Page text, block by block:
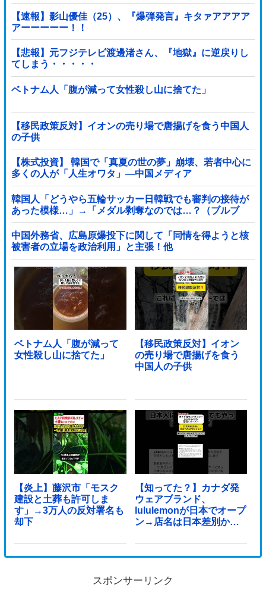
【速報】影山優佳（25）、『爆弾発言』キタァアアアア
アーーーーー！！
【悲報】元フジテレビ渡邊渚さん、『地獄』に逆戻りし
てしまう・・・・・
ベトナム人「腹が減って女性殺し山に捨てた」
【移民政策反対】イオンの売り場で唐揚げを食う中国人
の子供
【株式投資】 韓国で「真夏の世の夢」崩壊、若者中心に
多くの人が「人生オワタ」―中国メディア
韓国人「どうやら五輪サッカー日韓戦でも審判の接待が
あった模様…」→「メダル剥奪なのでは…？（ブルブ
ル」＝韓国の反応
中国外務省、広島原爆投下に関して「同情を得ようと核
被害者の立場を政治利用」と主張！他
ベトナム人「腹が減って
女性殺し山に捨てた」
【移民政策反対】イオン
の売り場で唐揚げを食う
中国人の子供
【炎上】藤沢市「モスク
建設と土葬も許可しま
す」→3万人の反対署名も
却下
【知ってた？】カナダ発
ウェアブランド、
lululemonが日本でオープ
ン→店名は日本差別から
スポンサーリンク